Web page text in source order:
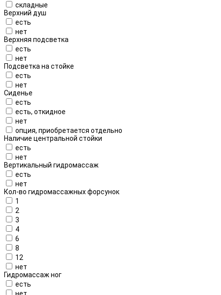
складные
Верхний душ
есть
нет
Верхняя подсветка
есть
нет
Подсветка на стойке
есть
нет
Сиденье
есть
есть, откидное
нет
опция, приобретается отдельно
Наличие центральной стойки
есть
нет
Вертикальный гидромассаж
есть
нет
Кол-во гидромассажных форсунок
1
2
3
4
6
8
12
нет
Гидромассаж ног
есть
нет